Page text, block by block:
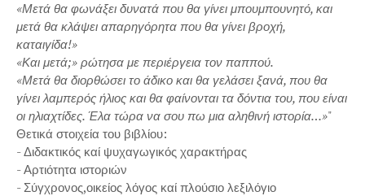
«Μετά θα φωνάξει δυνατά που θα γίνει μπουμπουνητό, και
μετά θα κλάψει απαρηγόρητα που θα γίνει βροχή,
καταιγίδα!»
«Και μετά;» ρώτησα με περιέργεια τον παππού.
«Μετά θα διορθώσει το άδικο και θα γελάσει ξανά, που θα
γίνει λαμπερός ήλιος και θα φαίνονται τα δόντια του, που είναι
οι ηλιαχτίδες. Έλα τώρα να σου πω μια αληθινή ιστορία…»"
Θετικά στοιχεία του βιβλίου:
- Διδακτικός καί ψυχαγωγικός χαρακτήρας
- Αρτιότητα ιστοριών
- Σύγχρονος,οικείος λόγος καί πλούσιο λεξιλόγιο